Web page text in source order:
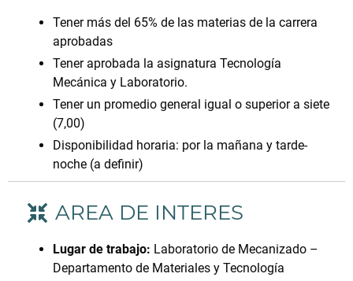
Tener más del 65% de las materias de la carrera
aprobadas
Tener aprobada la asignatura Tecnología
Mecánica y Laboratorio.
Tener un promedio general igual o superior a siete
(7,00)
Disponibilidad horaria: por la mañana y tarde-
noche (a definir)
AREA DE INTERES
Lugar de trabajo: Laboratorio de Mecanizado –
Departamento de Materiales y Tecnología